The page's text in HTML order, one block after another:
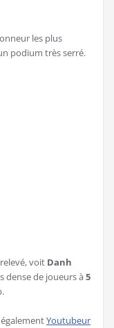
les plus
podium très serré.
voit Danh
dense de joueurs à5
Youtubeur